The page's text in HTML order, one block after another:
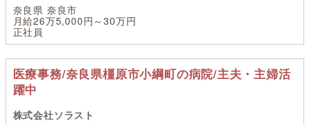
奈良県 奈良市
月給26万5,000円～30万円
正社員
医療事務/奈良県橿原市小綱町の病院/主夫・主婦活
躍中
株式会社ソラスト